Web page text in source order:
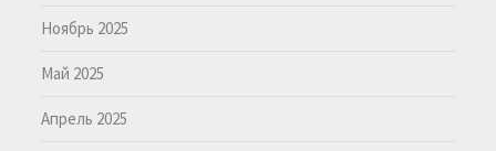
Ноябрь 2025
Май 2025
Апрель 2025